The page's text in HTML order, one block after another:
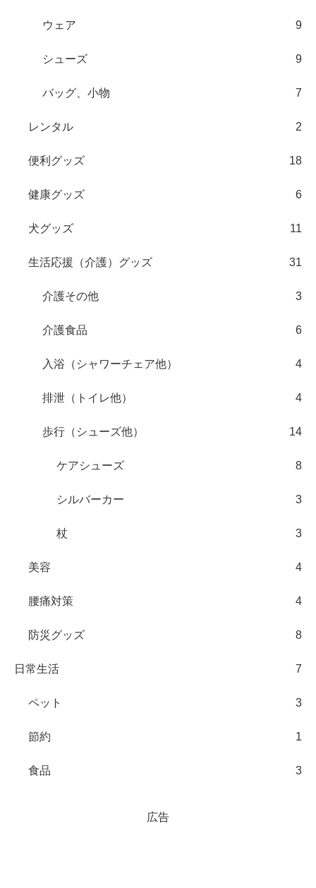
ウェア 9
シューズ 9
バッグ、小物 7
レンタル 2
便利グッズ 18
健康グッズ 6
犬グッズ 11
生活応援（介護）グッズ 31
介護その他 3
介護食品 6
入浴（シャワーチェア他） 4
排泄（トイレ他） 4
歩行（シューズ他） 14
ケアシューズ 8
シルバーカー 3
杖 3
美容 4
腰痛対策 4
防災グッズ 8
日常生活 7
ペット 3
節約 1
食品 3
広告